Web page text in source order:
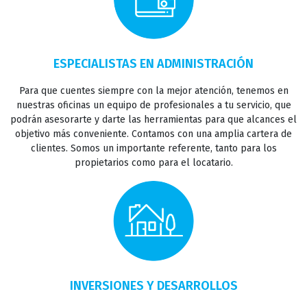
INICIO
VENTAS
ALQUILERES
ESPECIALISTAS EN ADMINISTRACIÓN
Para que cuentes siempre con la mejor atención, tenemos en
nuestras oficinas un equipo de profesionales a tu servicio, que
podrán asesorarte y darte las herramientas para que alcances el
objetivo más conveniente. Contamos con una amplia cartera de
clientes. Somos un importante referente, tanto para los
propietarios como para el locatario.
INVERSIONES Y DESARROLLOS